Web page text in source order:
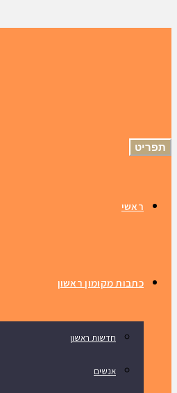
תפריט
ראשי
כתבות מקומון ראשון
חדשות ראשון
אנשים